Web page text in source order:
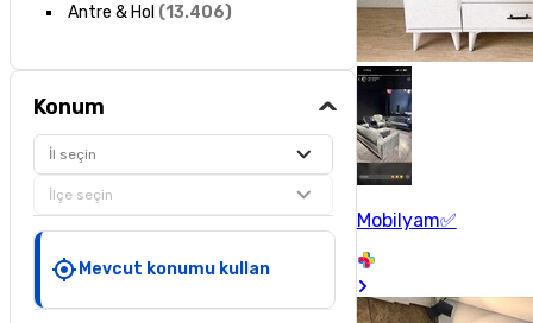
Antre & Hol (13.406)
Konum
İl seçin
İlçe seçin
Mevcut konumu kullan
Mobilyam✅